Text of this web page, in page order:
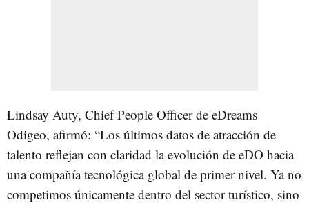
Lindsay Auty, Chief People Officer de eDreams
Odigeo, afirmó: “Los últimos datos de atracción de
talento reflejan con claridad la evolución de eDO hacia
una compañía tecnológica global de primer nivel. Ya no
competimos únicamente dentro del sector turístico, sino